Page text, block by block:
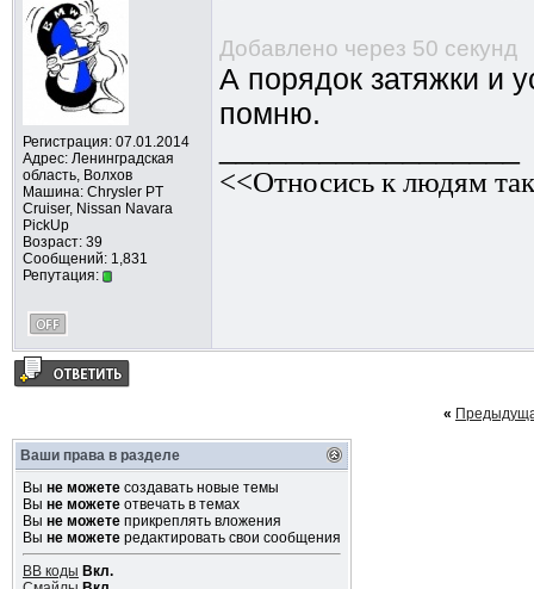
Регистрация: 07.01.2014
Адрес: Ленинградская
область, Волхов
Машина: Chrysler PT
Cruiser, Nissan Navara
PickUp
Возраст: 39
Сообщений: 1,831
Репутация:
Добавлено через 50 секунд
А порядок затяжки и
помню.
<<Относись к людям
«
Ваши права в разделе
Вы не можетесоздавать новые темы
Вы не можетеотвечать в темах
Вы не можетеприкреплять вложения
Вы не можетередактировать свои сообщения
BB коды Вкл.